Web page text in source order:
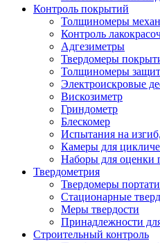
Контроль покрытий
Толщиномеры
Контроль
Адгезиметры
Твердомеры
Толщиномеры
Электроискровые
Вискозиметр
Гриндометр
Блескомер
Испытания на
Камеры для
Наборы для оценки
Твердометрия
Твердомеры
Стационарные
Меры твердости
Принадлежности
Строительный контроль